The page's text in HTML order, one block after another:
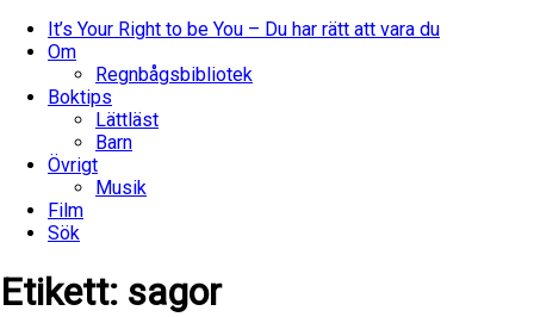
It’s Your Right to be You – Du har rätt att vara du
Om
Regnbågsbibliotek
Boktips
Lättläst
Barn
Övrigt
Musik
Film
Sök
Etikett: sagor